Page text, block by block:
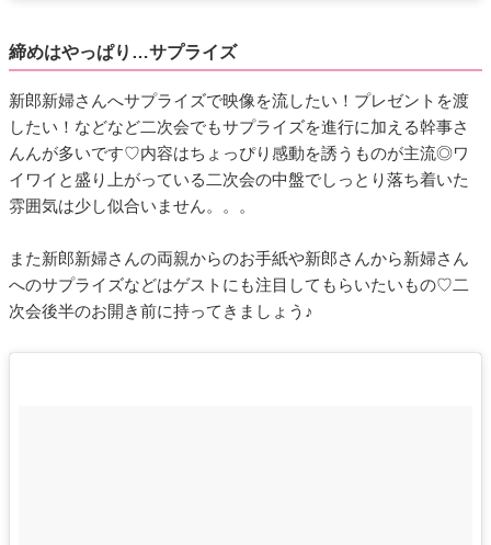
締めはやっぱり…サプライズ
新郎新婦さんへサプライズで映像を流したい！プレゼントを渡
したい！などなど二次会でもサプライズを進行に加える幹事さ
んんが多いです♡内容はちょっぴり感動を誘うものが主流◎ワ
イワイと盛り上がっている二次会の中盤でしっとり落ち着いた
雰囲気は少し似合いません。。。
また新郎新婦さんの両親からのお手紙や新郎さんから新婦さん
へのサプライズなどはゲストにも注目してもらいたいもの♡二
次会後半のお開き前に持ってきましょう♪